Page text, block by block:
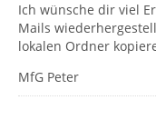
Ich wünsche dir viel
Mails
lokalen Ordner
MfG Peter